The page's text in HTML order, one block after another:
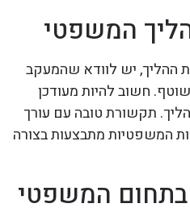
המשפטי
ההליך, יש לוודא שהמעקב
חשוב להיות מעודכן
תקשורת טובה עם עורך
המשפטיות מתבצעות בצורה
בתחום המשפטי